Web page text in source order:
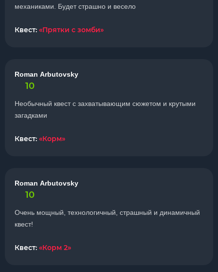
механиками. Будет страшно и весело
Квест: «Прятки с зомби»
Roman Arbutovsky
10
Необычный квест с захватывающим сюжетом и крутыми
загадками
Квест: «Корм»
Roman Arbutovsky
10
Очень мощный, технологичный, страшный и динамичный
квест!
Квест: «Корм 2»